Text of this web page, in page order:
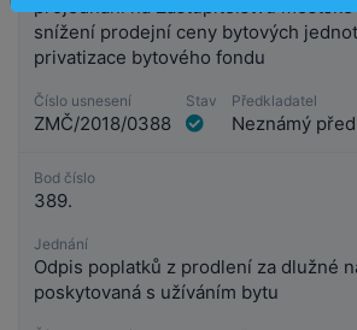
projednání na Zastupitelstvu
snížení prodejní ceny bytových
privatizace bytového fondu
Číslo usnesení
ZMČ/2018/0388
Stav Předkladatel
Neznámý
Bod číslo
389.
Jednání
Odpis poplatků z prodlení za dlužné
poskytovaná s užíváním bytu